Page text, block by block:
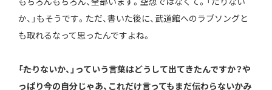
もちろんもちろん、全部います。空想ではなくて。「たりない
か、」もそうです。ただ、書いた後に、武道館へのラブソングと
も取れるなって思ったんですよね。
――「たりないか、」っていう言葉はどうして出てきたんですか？や
っぱり今の自分じゃあ、これだけ言ってもまだ伝わらないかみ